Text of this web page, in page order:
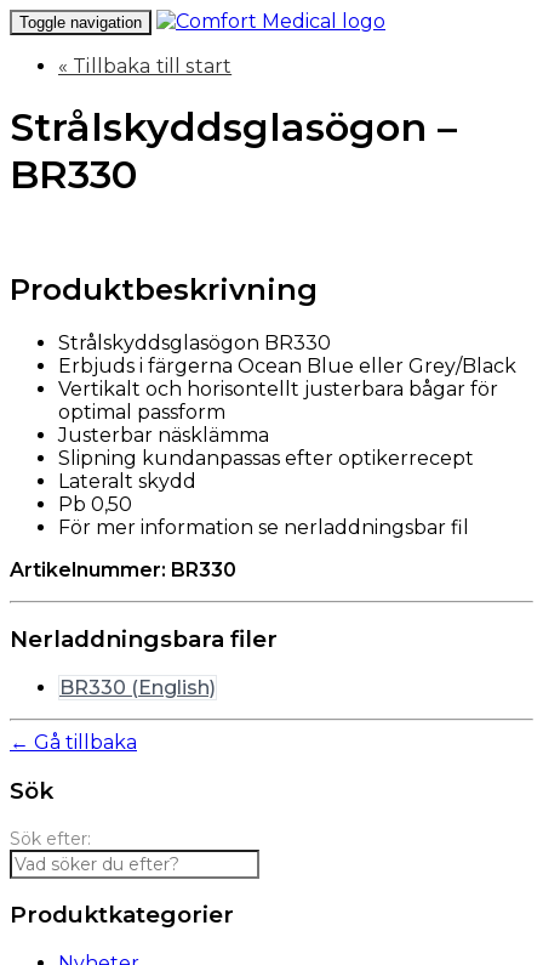
Toggle navigation
« Tillbaka till start
Strålskyddsglasögon –
BR330
Produktbeskrivning
Strålskyddsglasögon BR330
Erbjuds i färgerna Ocean Blue eller Grey/Black
Vertikalt och horisontellt justerbara bågar för
optimal passform
Justerbar näsklämma
Slipning kundanpassas efter optikerrecept
Lateralt skydd
Pb 0,50
För mer information se nerladdningsbar fil
Artikelnummer: BR330
Nerladdningsbara filer
BR330 (English)
← Gå tillbaka
Sök
Sök efter:
Produktkategorier